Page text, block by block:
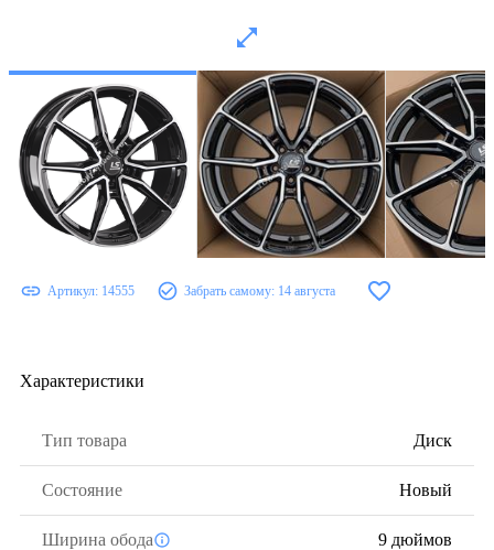
Артикул: 14555 Забрать самому: 14 августа
Характеристики
Тип товара Диск
Состояние Новый
Ширина обода 9 дюймов